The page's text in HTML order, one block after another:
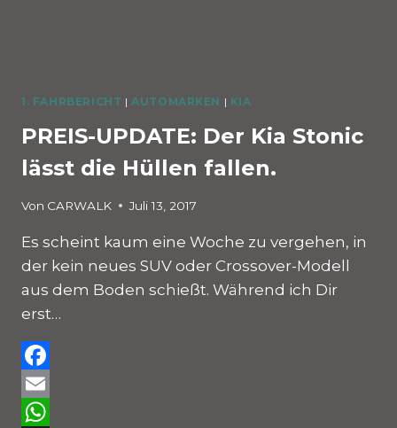
1. FAHRBERICHT |AUTOMARKEN | KIA
PREIS-UPDATE: Der Kia Stonic
lässt die Hüllen fallen.
Von CARWALK Juli 13, 2017
Es scheint kaum eine Woche zu vergehen, in
der kein neues SUV oder Crossover-Modell
aus dem Boden schießt. Während ich Dir
erst…
Facebook
Email